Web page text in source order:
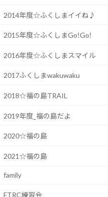
2014年度☆ふくしまイイね♪
2015年度☆ふくしまGo!Go!
2016年度☆ふくしまスマイル
2017ふくしまwakuwaku
2018☆福の島TRAIL
2019年度_福の島だよ
2020☆福の島
2021☆福の島
family
FTRC練習会